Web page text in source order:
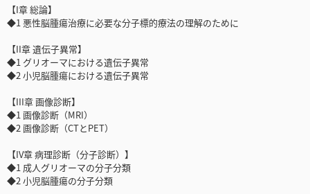
【I章 総論】
◆1 悪性脳腫瘍治療に必要な分子標的療法の理解のために
【II章 遺伝子異常】
◆1 グリオーマにおける遺伝子異常
◆2 小児脳腫瘍における遺伝子異常
【III章 画像診断】
◆1 画像診断（MRI）
◆2 画像診断（CTとPET）
【IV章 病理診断（分子診断）】
◆1 成人グリオーマの分子分類
◆2 小児脳腫瘍の分子分類